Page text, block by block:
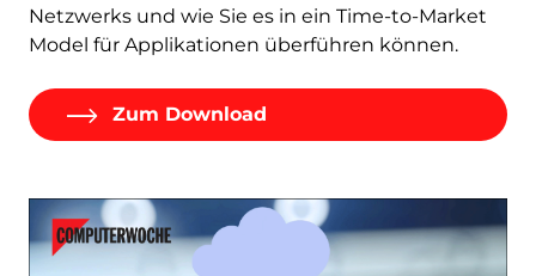
Netzwerks und wie Sie es in ein Time-to-Market
Model für Applikationen überführen können.
Zum Download